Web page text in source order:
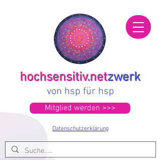
hochsensitiv.netzwerk
von hsp für hsp
Datenschutzerklärung
Mitglied werden >>>